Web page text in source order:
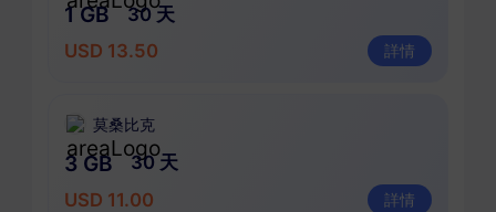
1 GB
30 天
USD 13.50
詳情
莫桑比克
3 GB
30 天
USD 11.00
詳情